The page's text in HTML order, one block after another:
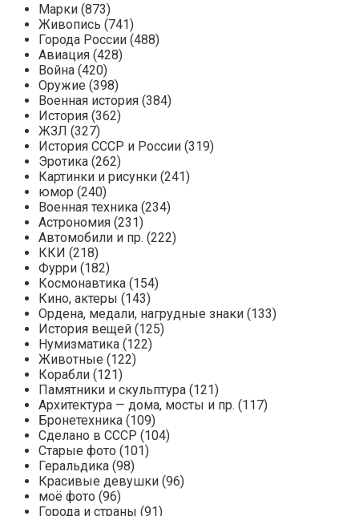
Марки (873)
Живопись (741)
Города России (488)
Авиация (428)
Война (420)
Оружие (398)
Военная история (384)
История (362)
ЖЗЛ (327)
История СССР и России (319)
Эротика (262)
Картинки и рисунки (241)
юмор (240)
Военная техника (234)
Астрономия (231)
Автомобили и пр. (222)
ККИ (218)
Фурри (182)
Космонавтика (154)
Кино, актеры (143)
Ордена, медали, нагрудные знаки (133)
История вещей (125)
Нумизматика (122)
Животные (122)
Корабли (121)
Памятники и скульптура (121)
Архитектура — дома, мосты и пр. (117)
Бронетехника (109)
Сделано в СССР (104)
Старые фото (101)
Геральдика (98)
Красивые девушки (96)
моё фото (96)
Города и страны (91)